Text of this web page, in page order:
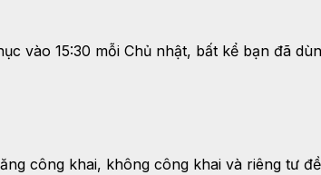
vào 15:30 mỗi Chủ nhật, bất kể bạn đã
công khai, không công khai và riêng tư